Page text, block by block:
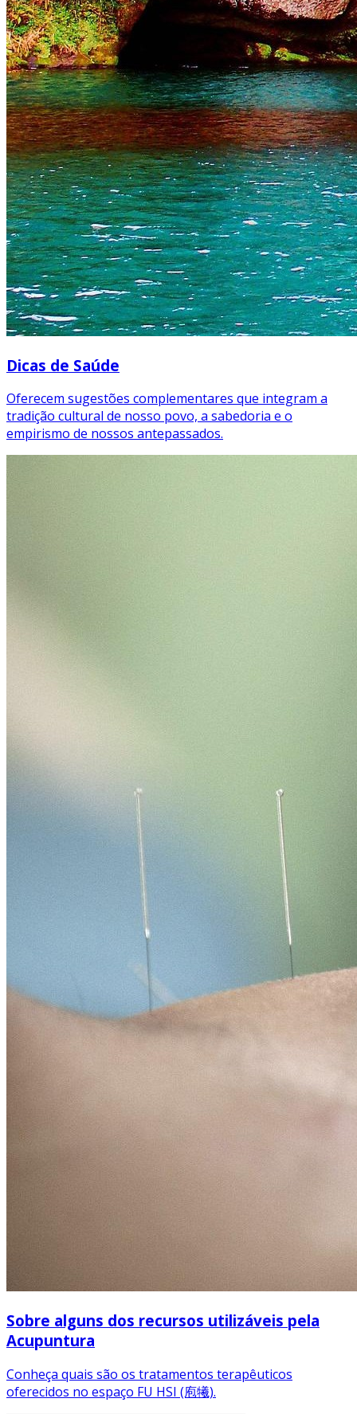
Dicas de Saúde
Oferecem sugestões complementares que integram a
tradição cultural de nosso povo, a sabedoria e o
empirismo de nossos antepassados.
Sobre alguns dos recursos utilizáveis pela
Acupuntura
Conheça quais são os tratamentos terapêuticos
oferecidos no espaço FU HSI (庖犧).